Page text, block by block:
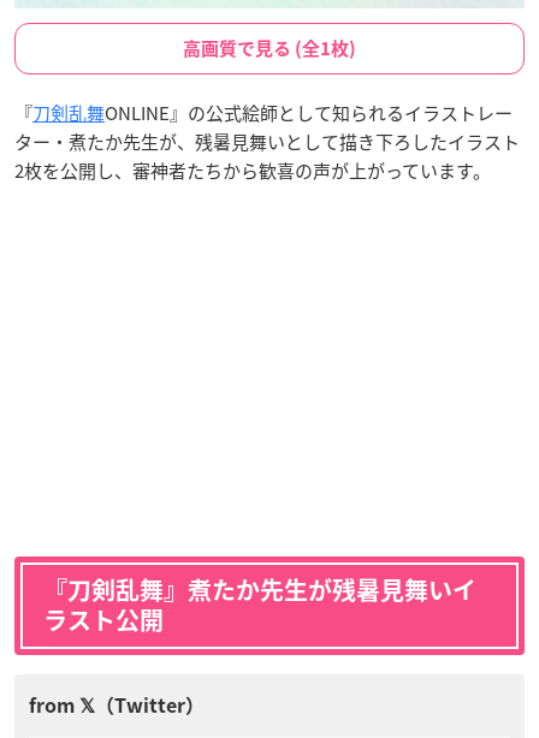
高画質で見る (全1枚)
『刀剣乱舞ONLINE』の公式絵師として知られるイラストレー
ター・煮たか先生が、残暑見舞いとして描き下ろしたイラスト
2枚を公開し、審神者たちから歓喜の声が上がっています。
『刀剣乱舞』煮たか先生が残暑見舞いイ
ラスト公開